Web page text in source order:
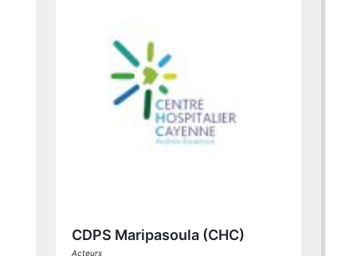
CDPS Maripasoula (CHC)
Acteurs